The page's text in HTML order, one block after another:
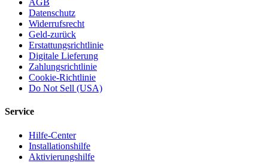
AGB
Datenschutz
Widerrufsrecht
Geld-zurück
Erstattungsrichtlinie
Digitale Lieferung
Zahlungsrichtlinie
Cookie-Richtlinie
Do Not Sell (USA)
Service
Hilfe-Center
Installationshilfe
Aktivierungshilfe